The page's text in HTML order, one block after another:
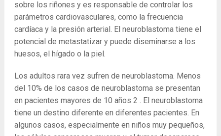
sobre los riñones y es responsable de controlar los
parámetros cardiovasculares, como la frecuencia
cardíaca y la presión arterial. El neuroblastoma tiene el
potencial de metastatizar y puede diseminarse a los
huesos, el hígado o la piel.
Los adultos rara vez sufren de neuroblastoma. Menos
del 10% de los casos de neuroblastoma se presentan
en pacientes mayores de 10 años 2 . El neuroblastoma
tiene un destino diferente en diferentes pacientes. En
algunos casos, especialmente en niños muy pequeños,